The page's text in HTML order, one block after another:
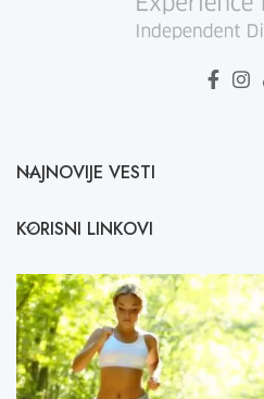
NAJNOVIJE VESTI
KORISNI LINKOVI